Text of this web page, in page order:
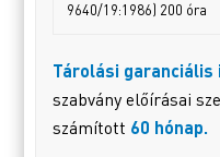
9640/19:1986) 200 óra
Tárolási garanciális
szabvány előírásai
számított 60 hónap.